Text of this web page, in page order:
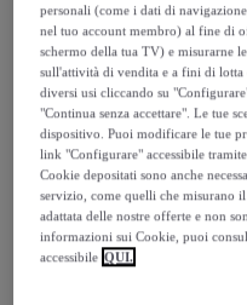
Consegna
Spedizione gratuita
Consegna: tra il13/08e
personali (come i dati di
nel tuo account membro) al fine di
schermo della tua TV) e misurarne
sull'attività di vendita e a fini di
diversi usi cliccando su
"Continua senza accettare". Le tue
dispositivo. Puoi modificare le tue
link "Configurare" accessibile
Cookie depositati sono anche
servizio, come quelli che misurano
adattata delle nostre offerte e non
informazioni sui Cookie, puoi
accessibile QUI.